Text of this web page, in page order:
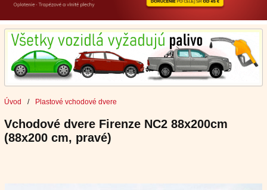
Úvod / Plastové vchodové dvere
Vchodové dvere Firenze NC2 88x200cm
(88x200 cm, pravé)